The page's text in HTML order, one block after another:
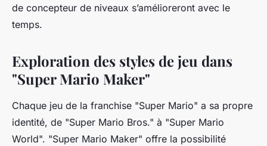
de concepteur de niveaux s’amélioreront avec le
temps.
Exploration des styles de jeu dans
"Super Mario Maker"
Chaque jeu de la franchise "Super Mario" a sa propre
identité, de "Super Mario Bros." à "Super Mario
World". "Super Mario Maker" offre la possibilité